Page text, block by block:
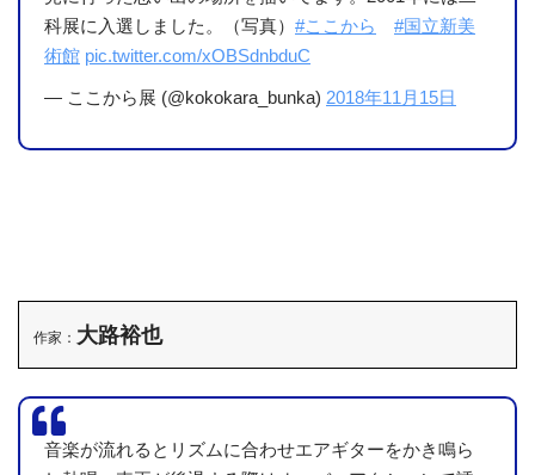
科展に入選しました。（写真） #ここから
#国立新美
術館 pic.twitter.com/xOBSdnbduC
— ここから展 (@kokokara_bunka) 2018年11月15日
作家： 大路裕也
音楽が流れるとリズムに合わせエアギターをかき鳴ら